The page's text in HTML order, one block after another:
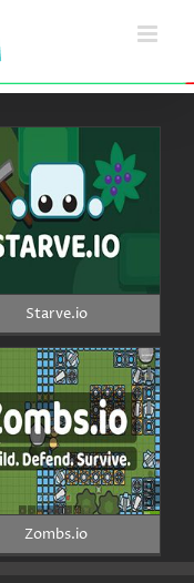
Starve.io
Zombs.io